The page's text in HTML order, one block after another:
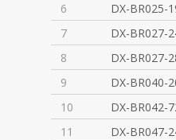
6 DX-BR025-
7 DX-BR027-
8 DX-BR027-
9 DX-BR040-
10 DX-BR042-
11 DX-BR047-